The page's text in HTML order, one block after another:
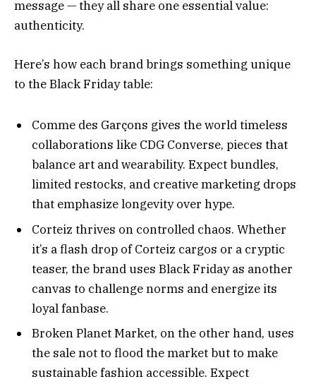
message — they all share one essential value:
authenticity.
Here’s how each brand brings something unique
to the Black Friday table:
Comme des Garçons gives the world timeless
collaborations like CDG Converse, pieces that
balance art and wearability. Expect bundles,
limited restocks, and creative marketing drops
that emphasize longevity over hype.
Corteiz thrives on controlled chaos. Whether
it’s a flash drop of Corteiz cargos or a cryptic
teaser, the brand uses Black Friday as another
canvas to challenge norms and energize its
loyal fanbase.
Broken Planet Market, on the other hand, uses
the sale not to flood the market but to make
sustainable fashion accessible. Expect